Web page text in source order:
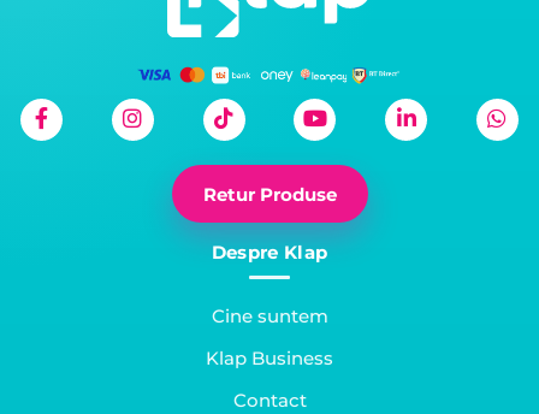
Retur Produse
Despre Klap
Cine suntem
Klap Business
Contact